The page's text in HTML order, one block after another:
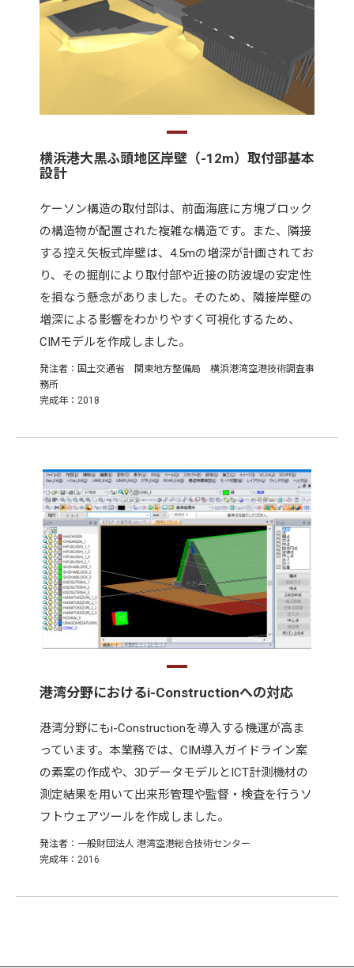
横浜港大黒ふ頭地区岸壁（-12m）取付部基本
設計
ケーソン構造の取付部は、前面海底に方塊ブロック
の構造物が配置された複雑な構造です。また、隣接
する控え矢板式岸壁は、4.5mの増深が計画されてお
り、その掘削により取付部や近接の防波堤の安定性
を損なう懸念がありました。そのため、隣接岸壁の
増深による影響をわかりやすく可視化するため、
CIMモデルを作成しました。
発注者：国土交通省 関東地方整備局 横浜港湾空港技術調査事
務所
完成年：2018
港湾分野におけるi-Constructionへの対応
港湾分野にもi-Constructionを導入する機運が高ま
っています。本業務では、CIM導入ガイドライン案
の素案の作成や、3DデータモデルとICT計測機材の
測定結果を用いて出来形管理や監督・検査を行うソ
フトウェアツールを作成しました。
発注者：一般財団法人 港湾空港総合技術センター
完成年：2016